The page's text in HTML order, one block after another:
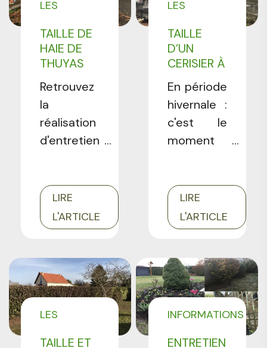
TAILLE DE
HAIE DE
THUYAS
LES
PROFESSIONNELS
Retrouvez
la
réalisation
d'entretien
jardiniers
professionnels
Cmonjardinier.com
Sébastien
et
Stéphane.
LIRE
L'ARTICLE
TAILLE
D’UN
CERISIER À
SUR ORGE
(91)
LES
PROFESSIONNELS
En période
hivernale :
c'est le
moment
vos
fruitiers !
Découvrez
derniers
chantiers
de taille.
LIRE
L'ARTICLE
TAILLE ET
LES
ENTRETIEN
INFORMATIONS